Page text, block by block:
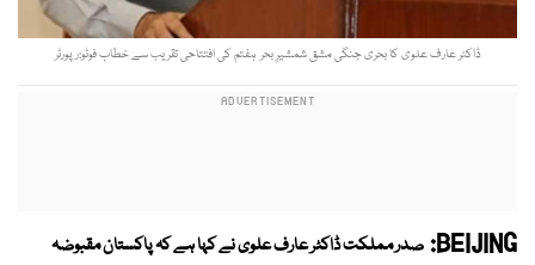
ڈاکٹر عارف علوی کا بحری جنگی مشق شمشیرِ بحر ہفتم کی افتتاحی تقریب سے خطاب فوٹو:رپورٹر
BEIJING: صدر مملکت ڈاکٹر عارف علوی نے کہا ہے کہ پاکستان مقبوضہ